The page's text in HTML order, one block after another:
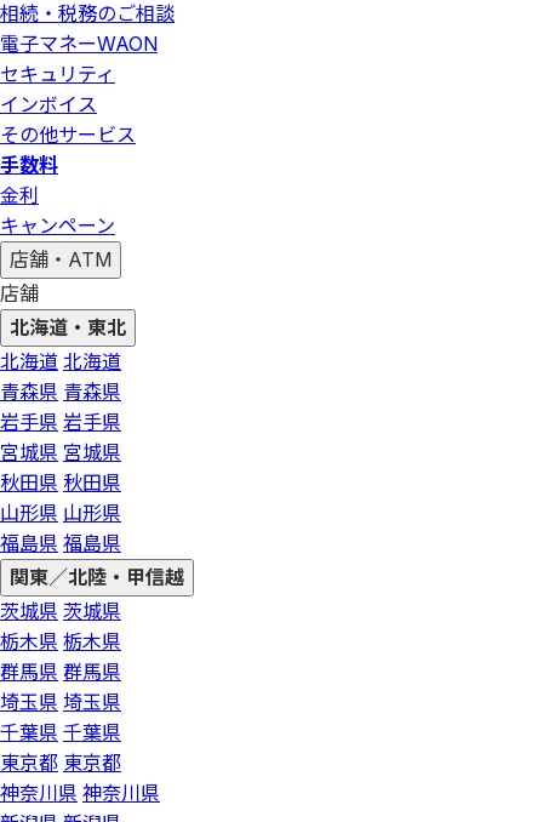
相続・税務のご相談
電子マネーWAON
セキュリティ
インボイス
その他サービス
手数料
金利
キャンペーン
店舗・ATM
店舗
北海道・東北
北海道 北海道
青森県 青森県
岩手県 岩手県
宮城県 宮城県
秋田県 秋田県
山形県 山形県
福島県 福島県
関東／北陸・甲信越
茨城県 茨城県
栃木県 栃木県
群馬県 群馬県
埼玉県 埼玉県
千葉県 千葉県
東京都 東京都
神奈川県 神奈川県